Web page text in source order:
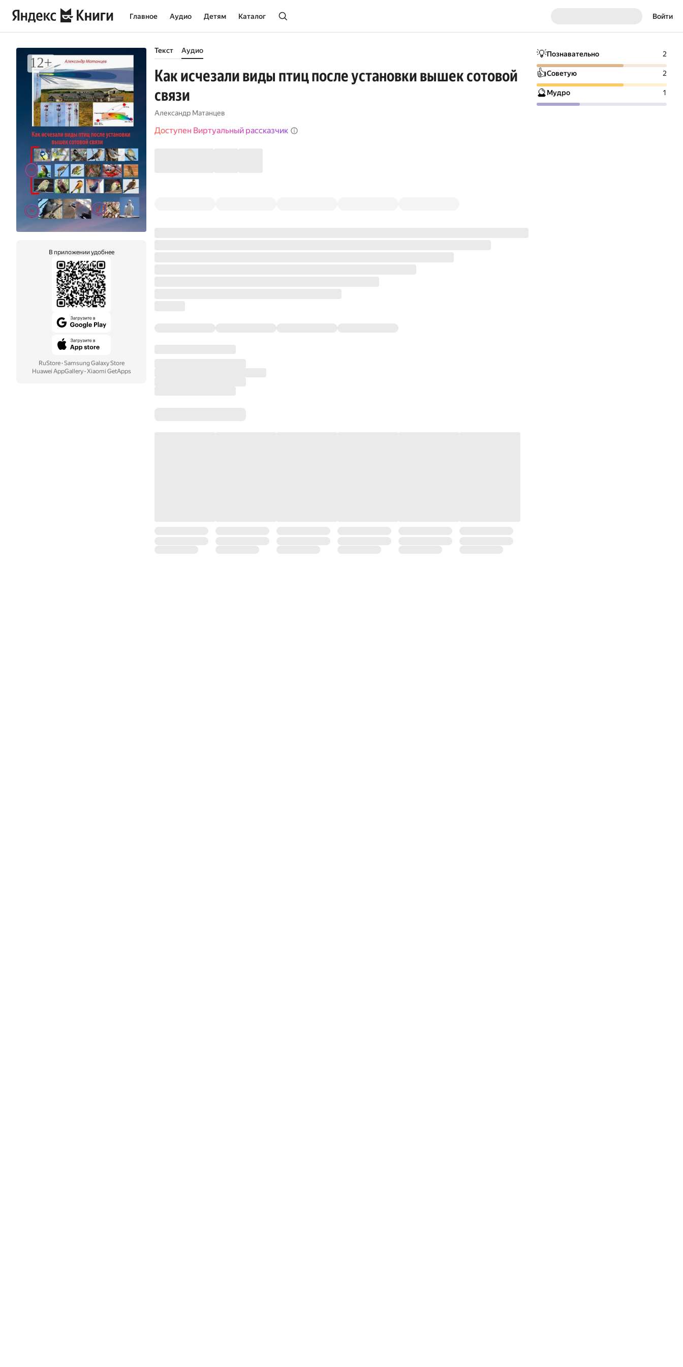
Главное Аудио Детям Каталог Войти
В приложении удобнее
RuStore· Samsung Galaxy Store
Huawei AppGallery· Xiaomi GetApps
Текст Аудио
Как исчезали виды птиц после установки вышек сотовой
связи
Александр Матанцев
Доступен Виртуальный рассказчик
💡Познавательно 2
👍Советую 2
🔮Мудро 1